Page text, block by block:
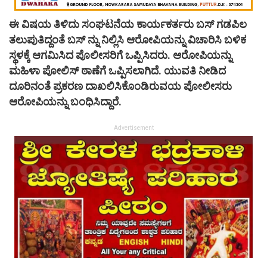
ಈ ವಿಷಯ ತಿಳಿದು ಸಂಘಟನೆಯ ಕಾರ್ಯಕರ್ತರು ಬಸ್ ಗಡಪಿಲ
ತಲುಪುತಿದ್ದಂತೆ ಬಸ್ ನ್ನು ನಿಲ್ಲಿಸಿ ಆರೋಪಿಯನ್ನು ವಿಚಾರಿಸಿ ಬಳಿಕ
ಸ್ಥಳಕ್ಕೆ ಆಗಮಿಸಿದ ಪೊಲೀಸರಿಗೆ ಒಪ್ಪಿಸಿದರು. ಆರೋಪಿಯನ್ನು
ಮಹಿಳಾ ಪೋಲಿಸ್ ಠಾಣೆಗೆ ಒಪ್ಪಿಸಲಾಗಿದೆ. ಯುವತಿ ನೀಡಿದ
ದೂರಿನಂತೆ ಪ್ರಕರಣ ದಾಖಲಿಸಿಕೊಂಡಿರುವಯ ಪೋಲೀಸರು
ಆರೋಪಿಯನ್ನು ಬಂಧಿಸಿದ್ದಾರೆ.
Advertisement